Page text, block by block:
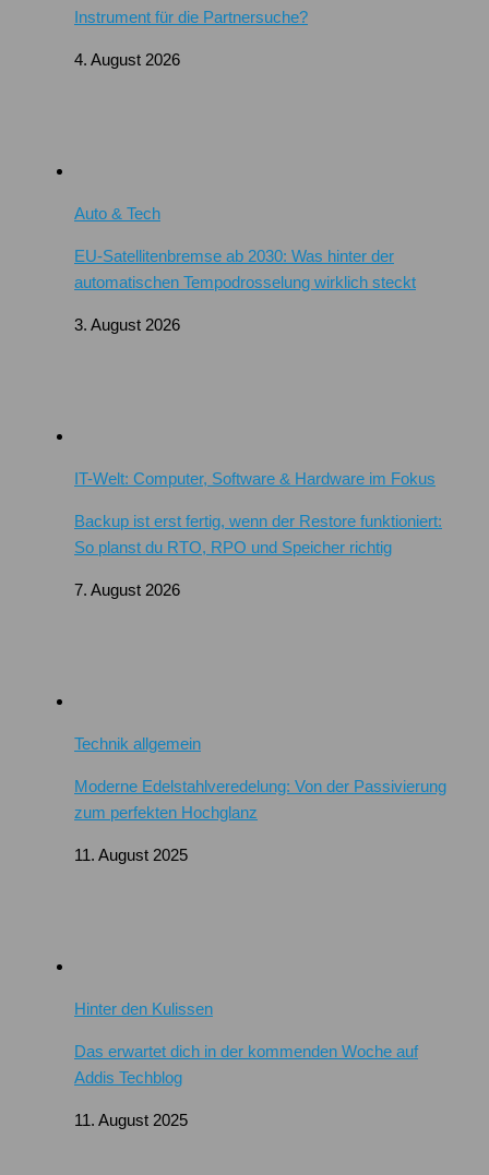
Instrument für die Partnersuche?
4. August 2026
Auto & Tech
EU-Satellitenbremse ab 2030: Was hinter der
automatischen Tempodrosselung wirklich steckt
3. August 2026
IT-Welt: Computer, Software & Hardware im Fokus
Backup ist erst fertig, wenn der Restore funktioniert:
So planst du RTO, RPO und Speicher richtig
7. August 2026
Technik allgemein
Moderne Edelstahlveredelung: Von der Passivierung
zum perfekten Hochglanz
11. August 2025
Hinter den Kulissen
Das erwartet dich in der kommenden Woche auf
Addis Techblog
11. August 2025